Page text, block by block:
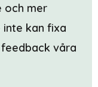
och mer
inte kan fixa
våra